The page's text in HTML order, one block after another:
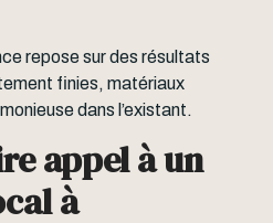
repose sur des résultats
finies, matériaux
dans l’existant.
appel à un
à